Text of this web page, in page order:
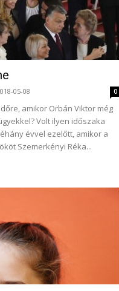
05-08 0
amikor Orbán Viktor még
Volt ilyen időszaka
évvel ezelőtt, amikor a
Szemerkényi Réka...